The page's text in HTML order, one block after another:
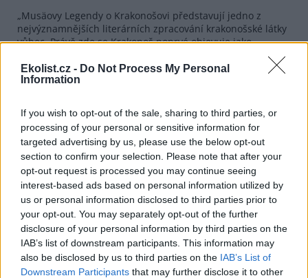
Ekolist.cz - Do Not Process My Personal
Information
If you wish to opt-out of the sale, sharing to third parties, or
processing of your personal or sensitive information for
targeted advertising by us, please use the below opt-out
section to confirm your selection. Please note that after your
opt-out request is processed you may continue seeing
interest-based ads based on personal information utilized by
us or personal information disclosed to third parties prior to
your opt-out. You may separately opt-out of the further
disclosure of your personal information by third parties on the
IAB’s list of downstream participants. This information may
also be disclosed by us to third parties on the IAB’s List of
Downstream Participants that may further disclose it to other
„Musäovy Legendy o Krakonošovi představují jedno z
nejvýznamnějších literárních zpracování krakonošské látky
vůbec. Právě zde se Krakonoš poprvé objevuje jako
vývojem. Tento soubor výrazně ovlivnil podobu
krakonošovské tradice v celé střední Evropě a po více než
Krkonoš,“ uvádí literární historik Ladislav Futtera, který se
Musäovým legendám dlouhodobě věnuje ve svých
odborných studiích.
Jednotlivé části byly v minulosti do češtiny překládány
výběrově, úplný český překlad všech pěti legend dosud
chyběl. „Současné vydání tak představuje významný
příspěvek k poznání kulturních dějin Krkonoš,“ dodal.
Publikace ukazuje Krakonoše nejen jako pohádkovou
bytost, ale také jako proměnlivý symbol, který se v průběhu
staletí vyvíjel spolu s představami lidí o horách, přírodě,
spravedlnosti i lidské společnosti. Čtenáře zavádí do světa,
kde se prolíná magie krkonošských hřebenů, lidské vášně,